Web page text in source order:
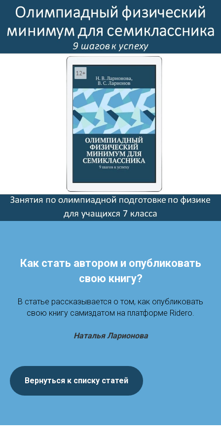
Как стать автором и опубликовать
свою книгу?
В статье рассказывается о том, как опубликовать
свою книгу самиздатом на платформе Ridero.
Наталья Ларионова
Вернуться к списку статей